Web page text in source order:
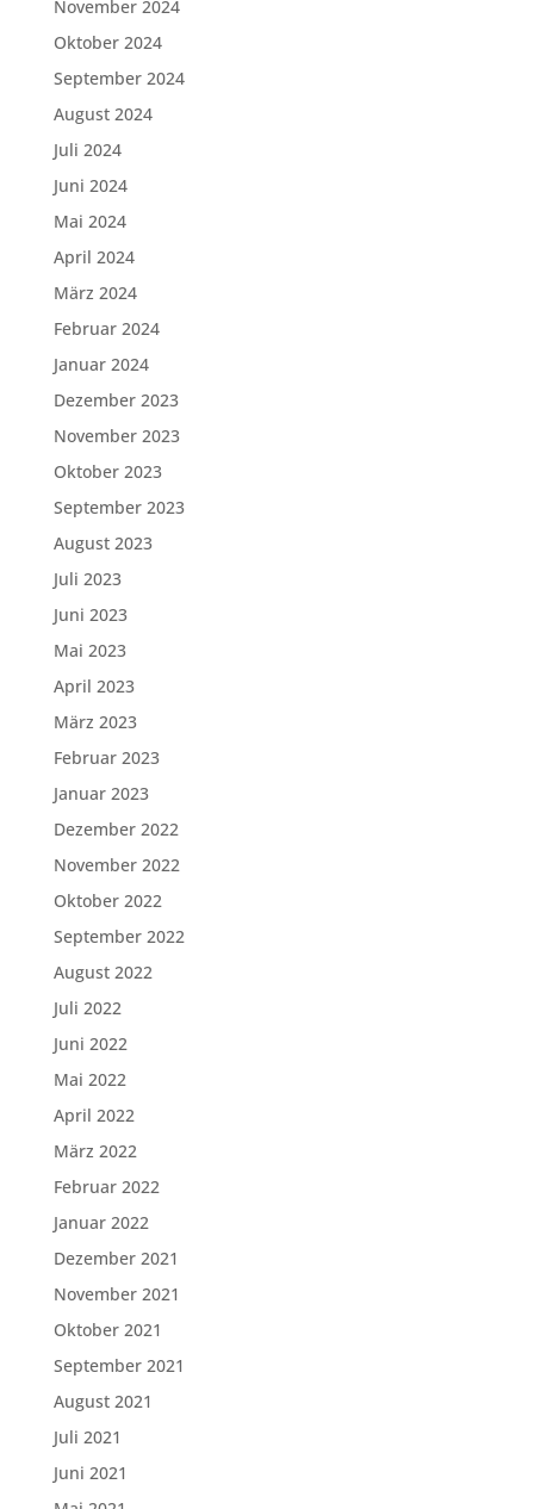
November 2024
Oktober 2024
September 2024
August 2024
Juli 2024
Juni 2024
Mai 2024
April 2024
März 2024
Februar 2024
Januar 2024
Dezember 2023
November 2023
Oktober 2023
September 2023
August 2023
Juli 2023
Juni 2023
Mai 2023
April 2023
März 2023
Februar 2023
Januar 2023
Dezember 2022
November 2022
Oktober 2022
September 2022
August 2022
Juli 2022
Juni 2022
Mai 2022
April 2022
März 2022
Februar 2022
Januar 2022
Dezember 2021
November 2021
Oktober 2021
September 2021
August 2021
Juli 2021
Juni 2021